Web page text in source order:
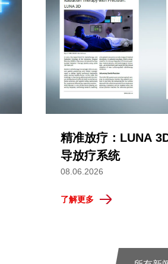
精准放疗：LUNA
导放疗系统
08.06.2026
了解更多